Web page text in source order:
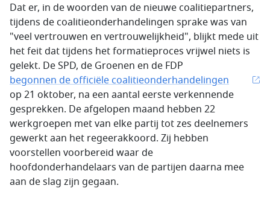
Dat er, in de woorden van de nieuwe coalitiepartners,
tijdens de coalitieonderhandelingen sprake was van
"veel vertrouwen en vertrouwelijkheid", blijkt mede uit
het feit dat tijdens het formatieproces vrijwel niets is
gelekt. De SPD, de Groenen en de FDP
begonnen de officiële coalitieonderhandelingen
op 21 oktober, na een aantal eerste verkennende
gesprekken. De afgelopen maand hebben 22
werkgroepen met van elke partij tot zes deelnemers
gewerkt aan het regeerakkoord. Zij hebben
voorstellen voorbereid waar de
hoofdonderhandelaars van de partijen daarna mee
aan de slag zijn gegaan.